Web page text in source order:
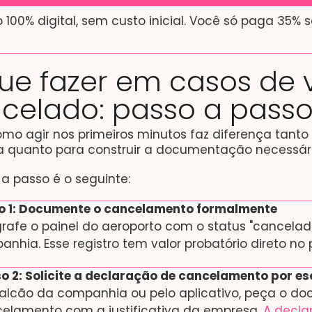
100% digital, sem custo inicial. Você só paga 35%
fazer em casos de
passo a
agir nos primeiros minutos faz diferença
quanto para construir a documentação
passo é o seguinte:
1: Documente o cancelamento formalmente
o painel do aeroporto com o status
Esse registro tem valor probatório direto no
2: Solicite a declaração de cancelamento por
da companhia ou pelo aplicativo, peça o